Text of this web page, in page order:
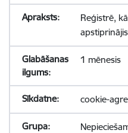
Reģistrē,
1 mēnesis
cookie-